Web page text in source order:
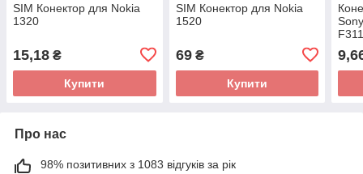
SIM Конектор для Nokia
1320
15,18 ₴
Купити
SIM Конектор для Nokia
1520
69₴
Купити
Про нас
98% позитивних з 1083 відгуків за рік